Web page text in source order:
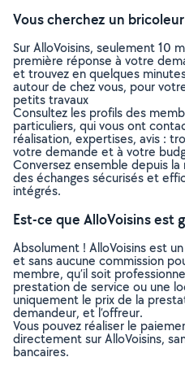
Vous cherchez un
Sur AlloVoisins, seulement 10
première réponse à votre
et trouvez en quelques
autour de chez vous, pour
petits travaux
Consultez les profils des
particuliers, qui vous ont
réalisation, expertises, avis :
votre demande et à votre
Conversez ensemble depuis
des échanges sécurisés et
intégrés.
Est-ce que AlloVoisins est
Absolument ! AlloVoisins est
et sans aucune commission
membre, qu’il soit
prestation de service ou une
uniquement le prix de la
demandeur, et l’offreur.
Vous pouvez réaliser le
directement sur AlloVoisins,
bancaires.